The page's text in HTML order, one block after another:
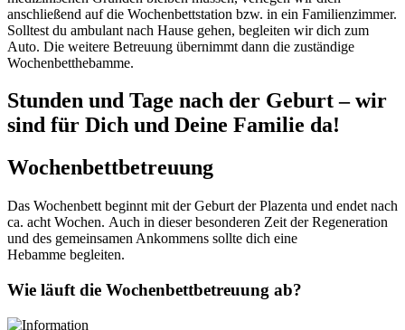
anschließend auf die Wochenbettstation bzw. in ein Familienzimmer.
Solltest du ambulant nach Hause gehen, begleiten wir dich zum
Auto. Die weitere Betreuung übernimmt dann die zuständige
Wochenbetthebamme.
Stunden und Tage nach der Geburt – wir
sind für Dich und Deine Familie da!
Wochenbettbetreuung
Das Wochenbett beginnt mit der Geburt der Plazenta und endet nach
ca. acht Wochen. Auch in dieser besonderen Zeit der Regeneration
und des gemeinsamen Ankommens sollte dich eine
Hebamme begleiten.
Wie läuft die Wochenbettbetreuung ab?